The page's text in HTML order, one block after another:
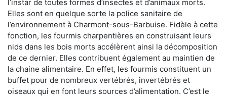
l’instar de toutes formes d’insectes et d’animaux morts.
Elles sont en quelque sorte la police sanitaire de
l’environnement à Charmont-sous-Barbuise. Fidèle à cette
fonction, les fourmis charpentières en construisant leurs
nids dans les bois morts accélèrent ainsi la décomposition
de ce dernier. Elles contribuent également au maintien de
la chaine alimentaire. En effet, les fourmis constituent un
buffet pour de nombreux vertébrés, invertébrés et
oiseaux qui en font leurs sources d’alimentation. C’est le